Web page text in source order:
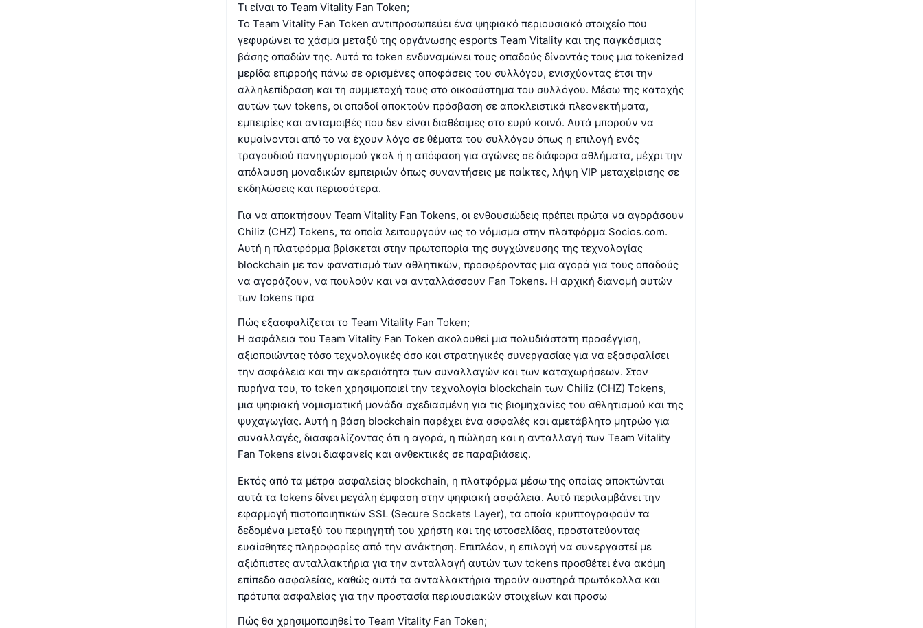
Τι είναι το Team Vitality Fan Token;
Το Team Vitality Fan Token αντιπροσωπεύει ένα ψηφιακό περιουσιακό στοιχείο που
γεφυρώνει το χάσμα μεταξύ της οργάνωσης esports Team Vitality και της παγκόσμιας
βάσης οπαδών της. Αυτό το token ενδυναμώνει τους οπαδούς δίνοντάς τους μια tokenized
μερίδα επιρροής πάνω σε ορισμένες αποφάσεις του συλλόγου, ενισχύοντας έτσι την
αλληλεπίδραση και τη συμμετοχή τους στο οικοσύστημα του συλλόγου. Μέσω της κατοχής
αυτών των tokens, οι οπαδοί αποκτούν πρόσβαση σε αποκλειστικά πλεονεκτήματα,
εμπειρίες και ανταμοιβές που δεν είναι διαθέσιμες στο ευρύ κοινό. Αυτά μπορούν να
κυμαίνονται από το να έχουν λόγο σε θέματα του συλλόγου όπως η επιλογή ενός
τραγουδιού πανηγυρισμού γκολ ή η απόφαση για αγώνες σε διάφορα αθλήματα, μέχρι την
απόλαυση μοναδικών εμπειριών όπως συναντήσεις με παίκτες, λήψη VIP μεταχείρισης σε
εκδηλώσεις και περισσότερα.
Για να αποκτήσουν Team Vitality Fan Tokens, οι ενθουσιώδεις πρέπει πρώτα να αγοράσουν
Chiliz (CHZ) Tokens, τα οποία λειτουργούν ως το νόμισμα στην πλατφόρμα Socios.com.
Αυτή η πλατφόρμα βρίσκεται στην πρωτοπορία της συγχώνευσης της τεχνολογίας
blockchain με τον φανατισμό των αθλητικών, προσφέροντας μια αγορά για τους οπαδούς
να αγοράζουν, να πουλούν και να ανταλλάσσουν Fan Tokens. Η αρχική διανομή αυτών
των tokens πρα
Πώς εξασφαλίζεται το Team Vitality Fan Token;
Η ασφάλεια του Team Vitality Fan Token ακολουθεί μια πολυδιάστατη προσέγγιση,
αξιοποιώντας τόσο τεχνολογικές όσο και στρατηγικές συνεργασίας για να εξασφαλίσει
την ασφάλεια και την ακεραιότητα των συναλλαγών και των καταχωρήσεων. Στον
πυρήνα του, το token χρησιμοποιεί την τεχνολογία blockchain των Chiliz (CHZ) Tokens,
μια ψηφιακή νομισματική μονάδα σχεδιασμένη για τις βιομηχανίες του αθλητισμού και της
ψυχαγωγίας. Αυτή η βάση blockchain παρέχει ένα ασφαλές και αμετάβλητο μητρώο για
συναλλαγές, διασφαλίζοντας ότι η αγορά, η πώληση και η ανταλλαγή των Team Vitality
Fan Tokens είναι διαφανείς και ανθεκτικές σε παραβιάσεις.
Εκτός από τα μέτρα ασφαλείας blockchain, η πλατφόρμα μέσω της οποίας αποκτώνται
αυτά τα tokens δίνει μεγάλη έμφαση στην ψηφιακή ασφάλεια. Αυτό περιλαμβάνει την
εφαρμογή πιστοποιητικών SSL (Secure Sockets Layer), τα οποία κρυπτογραφούν τα
δεδομένα μεταξύ του περιηγητή του χρήστη και της ιστοσελίδας, προστατεύοντας
ευαίσθητες πληροφορίες από την ανάκτηση. Επιπλέον, η επιλογή να συνεργαστεί με
αξιόπιστες ανταλλακτήρια για την ανταλλαγή αυτών των tokens προσθέτει ένα ακόμη
επίπεδο ασφαλείας, καθώς αυτά τα ανταλλακτήρια τηρούν αυστηρά πρωτόκολλα και
πρότυπα ασφαλείας για την προστασία περιουσιακών στοιχείων και προσω
Πώς θα χρησιμοποιηθεί το Team Vitality Fan Token;